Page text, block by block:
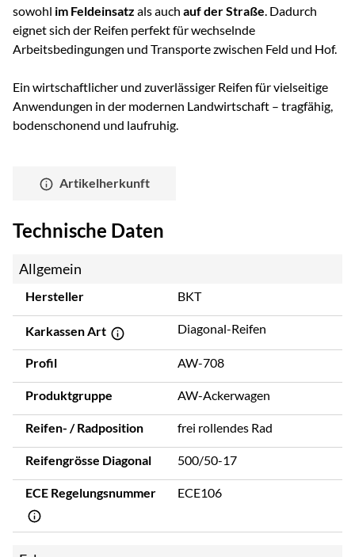
sowohl im Feldeinsatz als auch auf der Straße . Dadurch
eignet sich der Reifen perfekt für wechselnde
Arbeitsbedingungen und Transporte zwischen Feld und Hof.
Ein wirtschaftlicher und zuverlässiger Reifen für vielseitige
Anwendungen in der modernen Landwirtschaft – tragfähig,
bodenschonend und laufruhig.
Artikelherkunft
Technische Daten
Allgemein
Hersteller BKT
Karkassen Art Diagonal-Reifen
Profil AW-708
Produktgruppe AW-Ackerwagen
Reifen- / Radposition frei rollendes Rad
Reifengrösse Diagonal 500/50-17
ECE Regelungsnummer ECE106